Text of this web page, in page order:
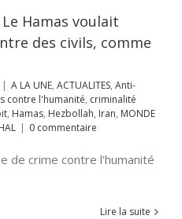
Hamas voulait
des civils, comme
| A LA UNE, ACTUALITES, Anti-
contre l'humanité, criminalité
, Hamas, Hezbollah, Iran, MONDE
| 0 commentaire
de crime contre l'humanité
Lire la suite